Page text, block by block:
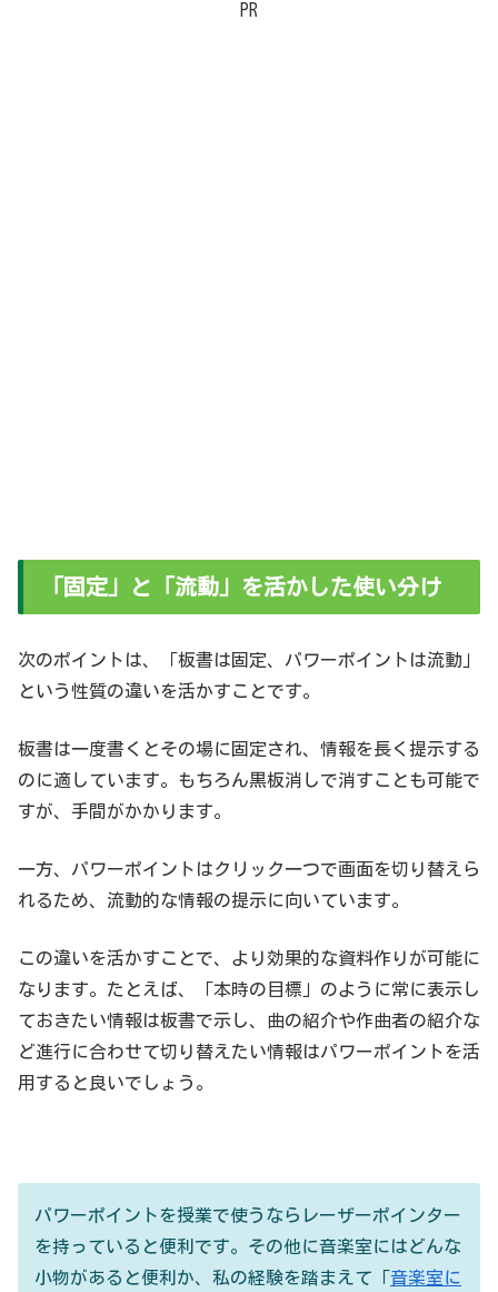
PR
「固定」と「流動」を活かした使い分け
次のポイントは、「板書は固定、パワーポイントは流動」
という性質の違いを活かすことです。
板書は一度書くとその場に固定され、情報を長く提示する
のに適しています。もちろん黒板消しで消すことも可能で
すが、手間がかかります。
一方、パワーポイントはクリック一つで画面を切り替えら
れるため、流動的な情報の提示に向いています。
この違いを活かすことで、より効果的な資料作りが可能に
なります。たとえば、「本時の目標」のように常に表示し
ておきたい情報は板書で示し、曲の紹介や作曲者の紹介な
ど進行に合わせて切り替えたい情報はパワーポイントを活
用すると良いでしょう。
パワーポイントを授業で使うならレーザーポインター
を持っていると便利です。その他に音楽室にはどんな
小物があると便利か、私の経験を踏まえて「音楽室に